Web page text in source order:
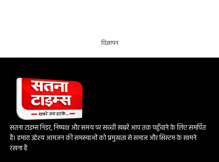
विज्ञापन
सतना टाइम्स निडर, निष्पक्ष और समय पर सच्ची खबरें आप तक पहुँचाने के लिए समर्पित
है। हमारा उद्देश्य आमजन की समस्याओं को प्रमुखता से समाज और सिस्टम के सामने
रखना है